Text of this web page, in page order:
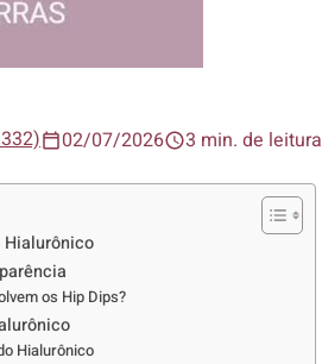
02/07/2026 3 min. de leitura
os Hip Dips?
Hialurônico